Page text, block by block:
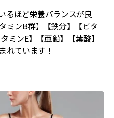
るほど栄養バランスが良
ミンB群】【鉄分】【ビタ
ミンE】【亜鉛】【葉酸】
れています！